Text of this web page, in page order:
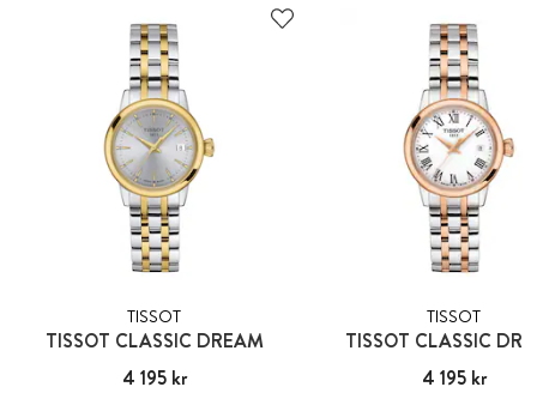
TISSOT
TISSOT CLASSIC DREAM
Pris:4 195 kr
4 195 kr
TISSOT
TISSOT CLASSIC
Pris:4 195 kr
4 195 kr